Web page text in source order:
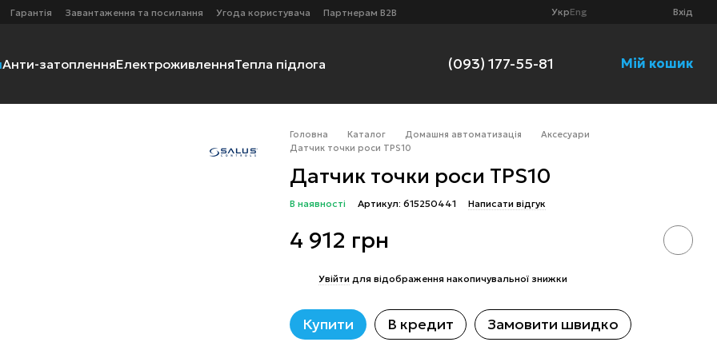
Гарантія Завантаження та посилання Угода користувача Партнерам B2B УкрEng Вхід
Анти-затопленняЕлектроживленняТепла підлога (093) 177-55-81 Мій кошик
Головна Каталог Домашня автоматизація
Аксесуари
Датчик точки роси TPS10
Датчик точки роси TPS10
В наявності Артикул: 615250441 Написати відгук
4 912 грн
Увійти для відображення накопичувальної знижки
Купити В кредит Замовити швидко